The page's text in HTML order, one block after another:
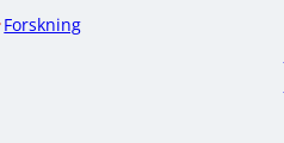
Forskning